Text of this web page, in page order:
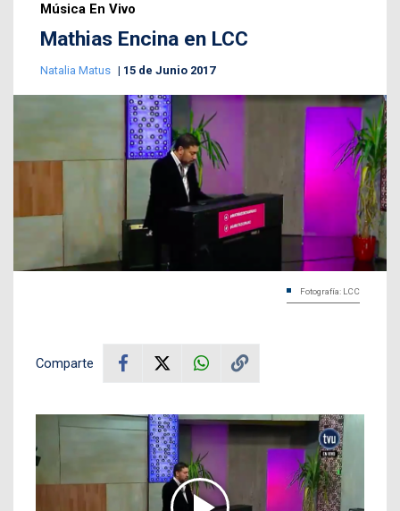
Música En Vivo
Mathias Encina en LCC
Natalia Matus 15 de Junio 2017
Fotografía: LCC
Comparte